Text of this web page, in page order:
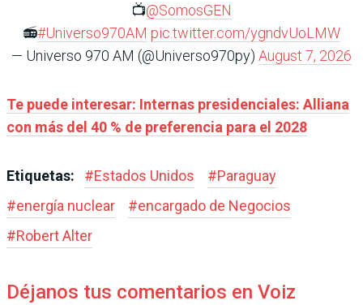
📺@SomosGEN
📻#Universo970AM pic.twitter.com/ygndvUoLMW
— Universo 970 AM (@Universo970py) August 7, 2026
Te puede interesar: Internas presidenciales: Alliana
con más del 40 % de preferencia para el 2028
Etiquetas: #Estados Unidos #Paraguay
#energía nuclear #encargado de Negocios
#Robert Alter
Déjanos tus comentarios en Voiz